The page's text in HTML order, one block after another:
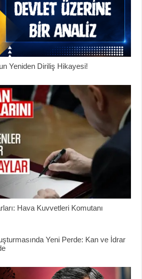
Yeniden Diriliş Hikayesi!
Hava Kuvvetleri Komutanı
Yeni Perde: Kan ve İdrar